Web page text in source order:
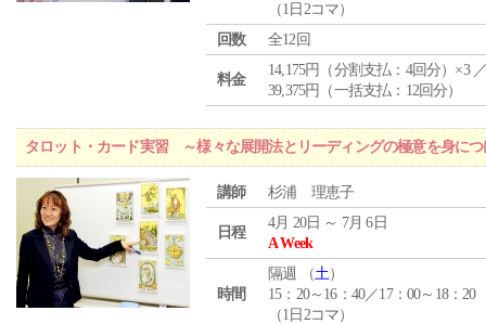
（1日2コマ）
回数
全12回
料金
14,175円（分割支払：4回分）×3
39,375円（一括支払：12回分）
タロット・カード実習 ～様々な展開法とリーディングの極意を身につ
講師 杉浦 理恵子
日程
4月 20日 ～ 7月 6日
A Week
時間
隔週 （土）
15：20～16：40／17：00～18：20
（1日2コマ）